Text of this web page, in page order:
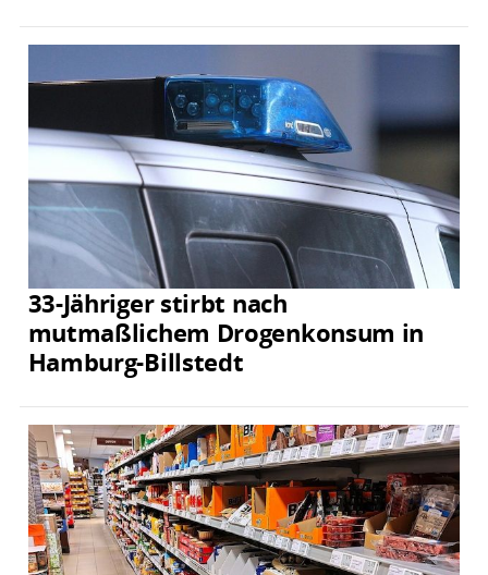
33-Jähriger stirbt nach
mutmaßlichem Drogenkonsum in
Hamburg-Billstedt